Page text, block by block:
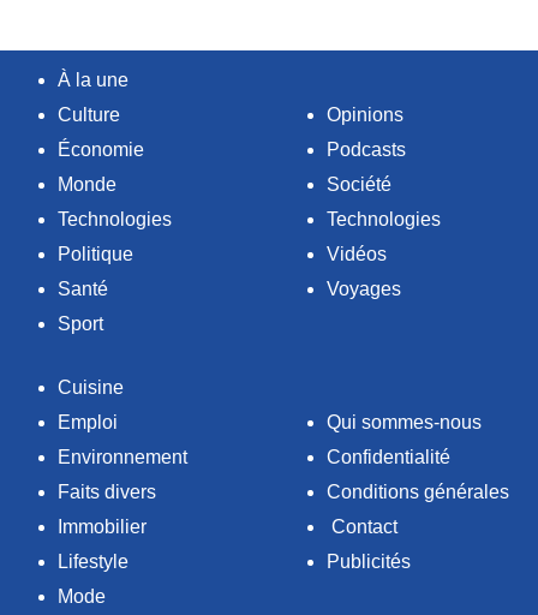
À la une
Culture
Économie
Monde
Technologies
Politique
Santé
Sport
Opinions
Podcasts
Société
Technologies
Vidéos
Voyages
Cuisine
Emploi
Environnement
Faits divers
Immobilier
Lifestyle
Mode
Qui sommes-nous
Confidentialité
Conditions générales
Contact
Publicités